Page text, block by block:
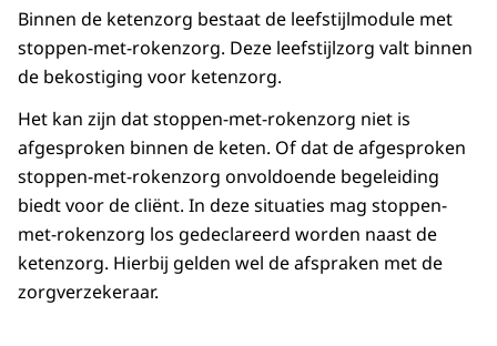
Binnen de ketenzorg bestaat de leefstijlmodule met
stoppen-met-rokenzorg. Deze leefstijlzorg valt binnen
de bekostiging voor ketenzorg.
Het kan zijn dat stoppen-met-rokenzorg niet is
afgesproken binnen de keten. Of dat de afgesproken
stoppen-met-rokenzorg onvoldoende begeleiding
biedt voor de cliënt. In deze situaties mag stoppen-
met-rokenzorg los gedeclareerd worden naast de
ketenzorg. Hierbij gelden wel de afspraken met de
zorgverzekeraar.